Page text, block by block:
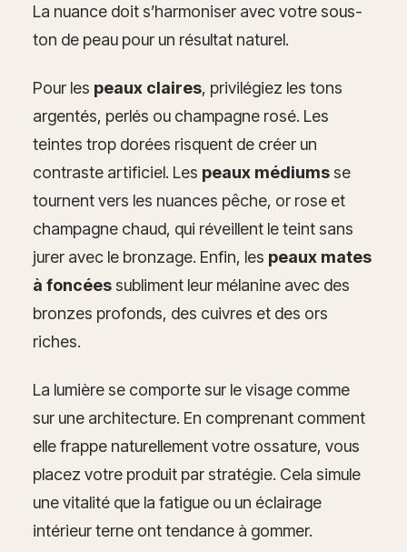
La nuance doit s’harmoniser avec votre sous-
ton de peau pour un résultat naturel.
Pour les peaux claires, privilégiez les tons
argentés, perlés ou champagne rosé. Les
teintes trop dorées risquent de créer un
contraste artificiel. Les peaux médiumsse
tournent vers les nuances pêche, or rose et
champagne chaud, qui réveillent le teint sans
jurer avec le bronzage. Enfin, les peaux mates
à foncéessubliment leur mélanine avec des
bronzes profonds, des cuivres et des ors
riches.
La lumière se comporte sur le visage comme
sur une architecture. En comprenant comment
elle frappe naturellement votre ossature, vous
placez votre produit par stratégie. Cela simule
une vitalité que la fatigue ou un éclairage
intérieur terne ont tendance à gommer.